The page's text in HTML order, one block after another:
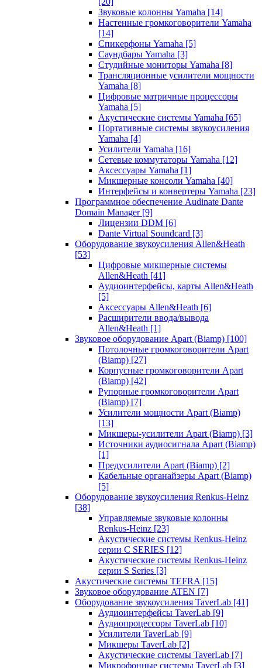
Звуковые колонны Yamaha [14]
Настенные громкоговорители Yamaha
[14]
Спикерфоны Yamaha [5]
Саундбары Yamaha [3]
Студийные мониторы Yamaha [8]
Трансляционные усилители мощности
Yamaha [8]
Цифровые матричные процессоры
Yamaha [5]
Акустические системы Yamaha [65]
Портативные системы звукоусиления
Yamaha [4]
Усилители Yamaha [16]
Сетевые коммутаторы Yamaha [12]
Аксессуары Yamaha [1]
Микшерные консоли Yamaha [40]
Интерфейсы и конвертеры Yamaha [23]
Программное обеспечение Audinate Dante
Domain Manager [9]
Лицензии DDM [6]
Dante Virtual Soundcard [3]
Оборудование звукоусиления Allen&Heath
[53]
Цифровые микшерные системы
Allen&Heath [41]
Аудиоинтерфейсы, карты Allen&Heath
[5]
Аксессуары Allen&Heath [6]
Расширители ввода/вывода
Allen&Heath [1]
Звуковое оборудование Apart (Biamp) [100]
Потолочные громкоговорители Apart
(Biamp) [27]
Корпусные громкоговорители Apart
(Biamp) [42]
Рупорные громкоговорители Apart
(Biamp) [7]
Усилители мощности Apart (Biamp)
[13]
Микшеры-усилители Apart (Biamp) [3]
Источники аудиосигнала Apart (Biamp)
[1]
Предусилители Apart (Biamp) [2]
Кабельные органайзеры Apart (Biamp)
[5]
Оборудование звукоусиления Renkus-Heinz
[38]
Управляемые звуковые колонны
Renkus-Heinz [23]
Акустические системы Renkus-Heinz
серии C SERIES [12]
Акустические системы Renkus-Heinz
серии S Series [3]
Акустические системы TEFRA [15]
Звуковое оборудование ATEN [7]
Оборудование звукоусиления TaverLab [41]
Аудиоинтерфейсы TaverLab [9]
Аудиопроцессоры TaverLab [10]
Усилители TaverLab [9]
Микшеры TaverLab [2]
Акустические системы TaverLab [7]
Микрофонные системы TaverLab [3]